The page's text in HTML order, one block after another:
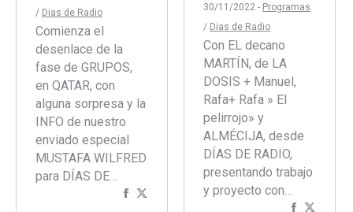
/ Dias de Radio
Comienza el
desenlace de la
fase de GRUPOS,
en QATAR, con
alguna sorpresa y la
INFO de nuestro
enviado especial
MUSTAFA WILFRED
para DÍAS DE…
Compartir
30/11/2022 - Programas
/ Dias de Radio
Con EL decano
MARTÍN, de LA
DOSIS + Manuel,
Rafa+ Rafa » El
pelirrojo» y
ALMÉCIJA, desde
DÍAS DE RADIO,
presentando trabajo
y proyecto con…
Compartir